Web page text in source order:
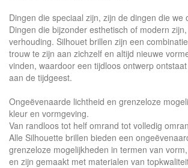
Dingen die speciaal zijn, zijn de dingen die we
Dingen die bijzonder esthetisch of modern
verhouding. Silhouet brillen zijn een
trouw te zijn aan zichzelf en altijd nieuwe
vinden, waardoor een tijdloos ontwerp
aan de tijdgeest.
Ongeëvenaarde lichtheid en grenzeloze
kleur en vormgeving.
Van randloos tot helf omrand tot volledig
Alle Silhouette brillen bieden een
grenzeloze mogelijkheden in termen van
en zijn gemaakt met materialen van